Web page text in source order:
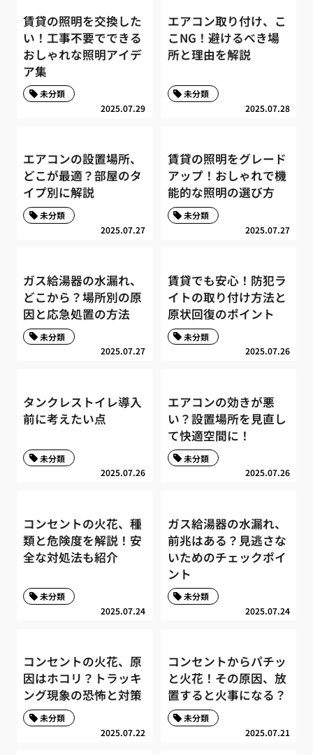
賃貸の照明を交換した
い！工事不要でできる
おしゃれな照明アイデ
ア集
2025.07.29
未分類
エアコン取り付け、こ
こNG！避けるべき場
所と理由を解説
2025.07.28
未分類
エアコンの設置場所、
どこが最適？部屋のタ
イプ別に解説
2025.07.27
未分類
賃貸の照明をグレード
アップ！おしゃれで機
能的な照明の選び方
2025.07.27
未分類
ガス給湯器の水漏れ、
どこから？場所別の原
因と応急処置の方法
2025.07.27
未分類
賃貸でも安心！防犯ラ
イトの取り付け方法と
原状回復のポイント
2025.07.26
未分類
タンクレストイレ導入
前に考えたい点
2025.07.26
未分類
エアコンの効きが悪
い？設置場所を見直し
て快適空間に！
2025.07.26
未分類
コンセントの火花、種
類と危険度を解説！安
全な対処法も紹介
2025.07.24
未分類
ガス給湯器の水漏れ、
前兆はある？見逃さな
いためのチェックポイ
ント
2025.07.24
未分類
コンセントの火花、原
因はホコリ？トラッキ
ング現象の恐怖と対策
2025.07.22
未分類
コンセントからパチッ
と火花！その原因、放
置すると火事になる？
2025.07.21
未分類